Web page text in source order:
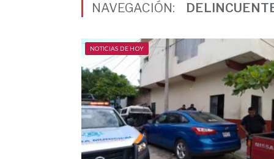
NAVEGACIÓN:
NOTICIAS DE HOY